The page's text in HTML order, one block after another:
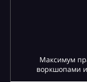
Максимум
воркшопами